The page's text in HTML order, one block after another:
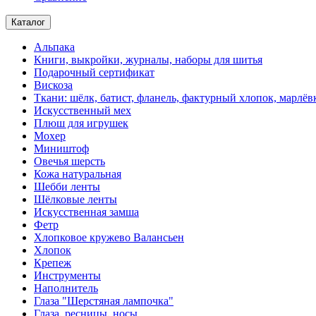
Каталог
Альпака
Книги, выкройки, журналы, наборы для шитья
Подарочный сертификат
Вискоза
Ткани: шёлк, батист, фланель, фактурный хлопок,
Искусственный мех
Плюш для игрушек
Мохер
Миништоф
Овечья шерсть
Кожа натуральная
Шебби ленты
Шёлковые ленты
Искусственная замша
Фетр
Хлопковое кружево Валансьен
Хлопок
Крепеж
Инструменты
Наполнитель
Глаза "Шерстяная лампочка"
Глаза, ресницы, носы